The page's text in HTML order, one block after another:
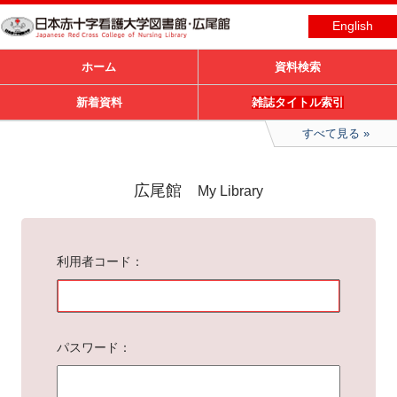
English
ホーム 資料検索
新着資料 雑誌タイトル索引
すべて見る
広尾館 My Library
利用者コード
パスワード